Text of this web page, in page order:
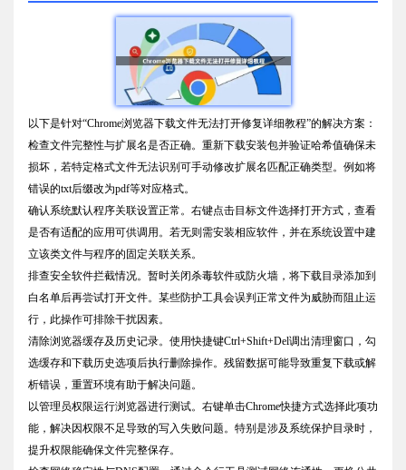
以下是针对“Chrome浏览器下载文件无法打开修复详细教程”的解决方案：
检查文件完整性与扩展名是否正确。重新下载安装包并验证哈希值确保未
损坏，若特定格式文件无法识别可手动修改扩展名匹配正确类型。例如将
错误的txt后缀改为pdf等对应格式。
确认系统默认程序关联设置正常。右键点击目标文件选择打开方式，查看
是否有适配的应用可供调用。若无则需安装相应软件，并在系统设置中建
立该类文件与程序的固定关联关系。
排查安全软件拦截情况。暂时关闭杀毒软件或防火墙，将下载目录添加到
白名单后再尝试打开文件。某些防护工具会误判正常文件为威胁而阻止运
行，此操作可排除干扰因素。
清除浏览器缓存及历史记录。使用快捷键Ctrl+Shift+Del调出清理窗口，勾
选缓存和下载历史选项后执行删除操作。残留数据可能导致重复下载或解
析错误，重置环境有助于解决问题。
以管理员权限运行浏览器进行测试。右键单击Chrome快捷方式选择此项功
能，解决因权限不足导致的写入失败问题。特别是涉及系统保护目录时，
提升权限能确保文件完整保存。